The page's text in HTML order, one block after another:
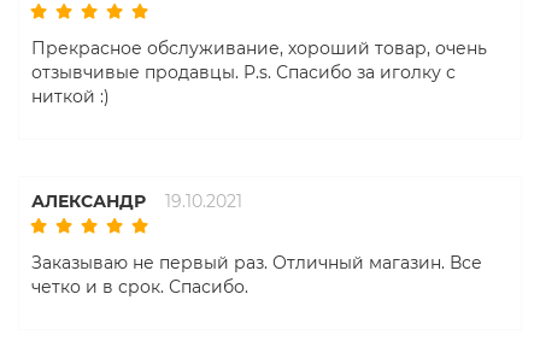
Прекрасное обслуживание, хороший товар, очень
отзывчивые продавцы. P.s. Спасибо за иголку с
ниткой :)
АЛЕКСАНДР 19.10.2021
Заказываю не первый раз. Отличный магазин. Все
четко и в срок. Спасибо.